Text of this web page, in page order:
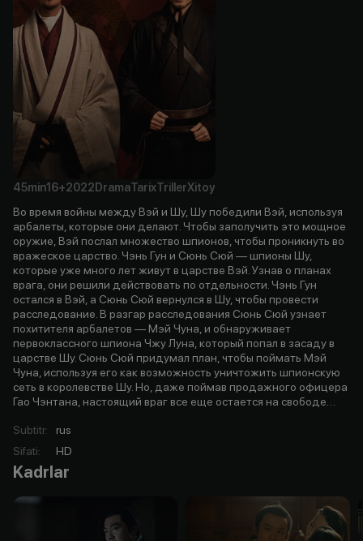
45min16+2022 DramaTarixTrillerXitoy
Во время войны между Вэй и Шу, Шу победили Вэй, используя
арбалеты, которые они делают. Чтобы заполучить это мощное
оружие, Вэй послал множество шпионов, чтобы проникнуть во
вражеское царство. Чэнь Гун и Сюнь Сюй — шпионы Шу,
которые уже много лет живут в царстве Вэй. Узнав о планах
врага, они решили действовать по отдельности. Чэнь Гун
остался в Вэй, а Сюнь Сюй вернулся в Шу, чтобы провести
расследование. В разгар расследования Сюнь Сюй узнает
похитителя арбалетов — Мэй Чуна, и обнаруживает
первоклассного шпиона Чжу Луна, который попал в засаду в
царстве Шу. Сюнь Сюй придумал план, чтобы поймать Мэй
Чуна, используя его как возможность уничтожить шпионскую
сеть в королевстве Шу. Но, даже поймав продажного офицера
Гао Чэнтана, настоящий враг все еще остается на свободе…
Subtitr:
rus
Sifati: HD
Kadrlar